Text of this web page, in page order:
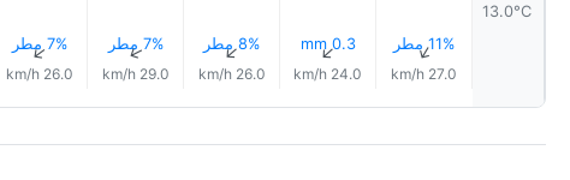
13.0°C
11% مطر↑
27.0 km/h
0.3 mm
↑
24.0 km/h
8% مطر↑
26.0 km/h
7% مطر↑
29.0 km/h
7% مطر↑
26.0 km/h